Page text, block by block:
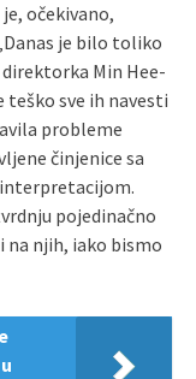
je, očekivano,
je bilo toliko
Min Hee-
sve ih navesti
probleme
činjenice sa
pojedinačno
na njih, iako bismo